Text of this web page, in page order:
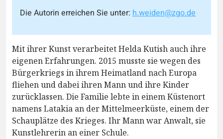
Die Autorin erreichen Sie unter: h.weiden@zgo.de
Mit ihrer Kunst verarbeitet Helda Kutish auch ihre
eigenen Erfahrungen. 2015 musste sie wegen des
Bürgerkriegs in ihrem Heimatland nach Europa
fliehen und dabei ihren Mann und ihre Kinder
zurücklassen. Die Familie lebte in einem Küstenort
namens Latakia an der Mittelmeerküste, einem der
Schauplätze des Krieges. Ihr Mann war Anwalt, sie
Kunstlehrerin an einer Schule.